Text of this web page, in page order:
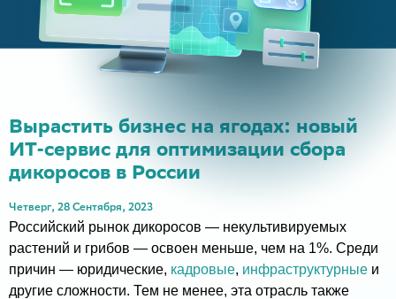
Вырастить бизнес на ягодах: новый
ИТ-сервис для оптимизации сбора
дикоросов в России
Четверг, 28 Сентября, 2023
Российский рынок дикоросов — некультивируемых
растений и грибов — освоен меньше, чем на 1%. Среди
причин — юридические, кадровые, инфраструктурные и
другие сложности. Тем не менее, эта отрасль также